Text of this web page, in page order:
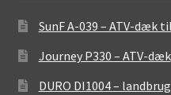
SunF A-039 – ATV-dæk
Journey P330 – ATV-dæk
DURO DI1004 –